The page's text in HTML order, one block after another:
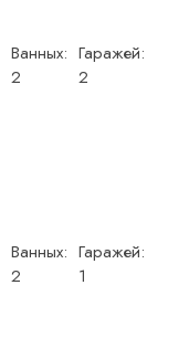
Ванных:
2
Гаражей:
2
Ванных:
2
Гаражей:
1